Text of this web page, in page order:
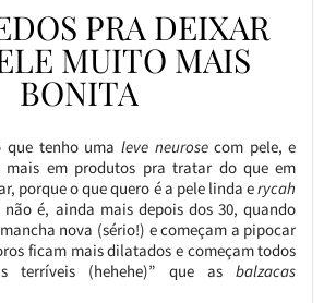
PRA DEIXAR
MUITO MAIS
BONITA
tenho uma leve neurosecom pele, e
mais em produtos pra tratar do que em
porque o que quero é a pele linda erycah
é, ainda mais depois dos 30, quando
nova (sério!) e começam a pipocar
ficam mais dilatados e começam todos
terríveis (hehehe)” que asbalzacas